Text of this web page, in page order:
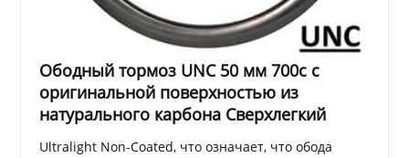
Ободный тормоз UNC 50 мм 700c с
оригинальной поверхностью из
натурального карбона Сверхлегкий
Ultralight Non-Coated, что означает, что обода